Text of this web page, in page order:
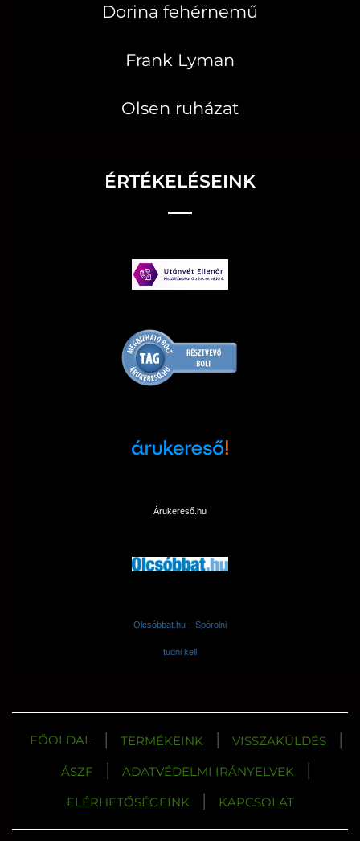
Dorina fehérnemű
Frank Lyman
Olsen ruházat
ÉRTÉKELÉSEINK
Árukereső.hu
Olcsóbbat.hu – Spórolni
tudni kell
FŐOLDAL | TERMÉKEINK | VISSZAKÜLDÉS |
ÁSZF | ADATVÉDELMI IRÁNYELVEK |
ELÉRHETŐSÉGEINK | KAPCSOLAT